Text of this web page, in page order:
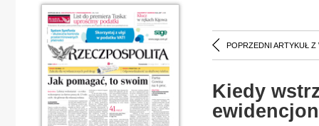
POPRZEDNI ARTYKUŁ Z
Kiedy